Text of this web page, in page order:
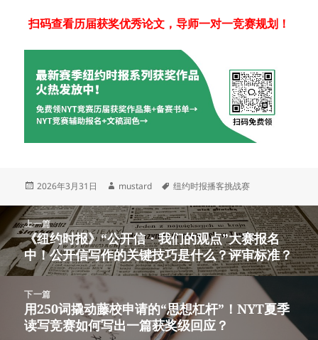
扫码查看历届获奖优秀论文，导师一对一竞赛规划！
发
于
2026年3月31日
作
mustard
标
纽约时报播客挑战赛
章
导
航
上一篇
上
篇
文
章：
《纽约时报》“公开信・我们的观点”大赛报名
中！公开信写作的关键技巧是什么？评审标准？
下一篇
下
篇
用250词撬动藤校申请的“思想杠杆”！NYT夏季
读写竞赛如何写出一篇获奖级回应？